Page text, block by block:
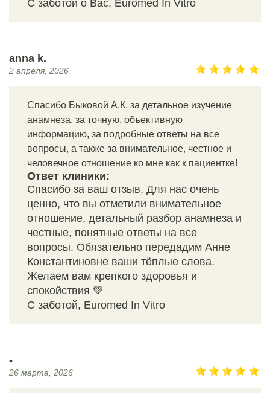
С заботой о Вас, Euromed In Vitro
anna k.
2 апреля, 2026
Спасибо Быковой А.К. за детальное изучение
анамнеза, за точную, объективную
информацию, за подробные ответы на все
вопросы, а также за внимательное, честное и
человечное отношение ко мне как к пациентке!
Ответ клиники:
Спасибо за ваш отзыв. Для нас очень
ценно, что вы отметили внимательное
отношение, детальный разбор анамнеза и
честные, понятные ответы на все
вопросы. Обязательно передадим Анне
Константиновне ваши тёплые слова.
Желаем вам крепкого здоровья и
спокойствия 💚
С заботой, Euromed In Vitro
-
26 марта, 2026